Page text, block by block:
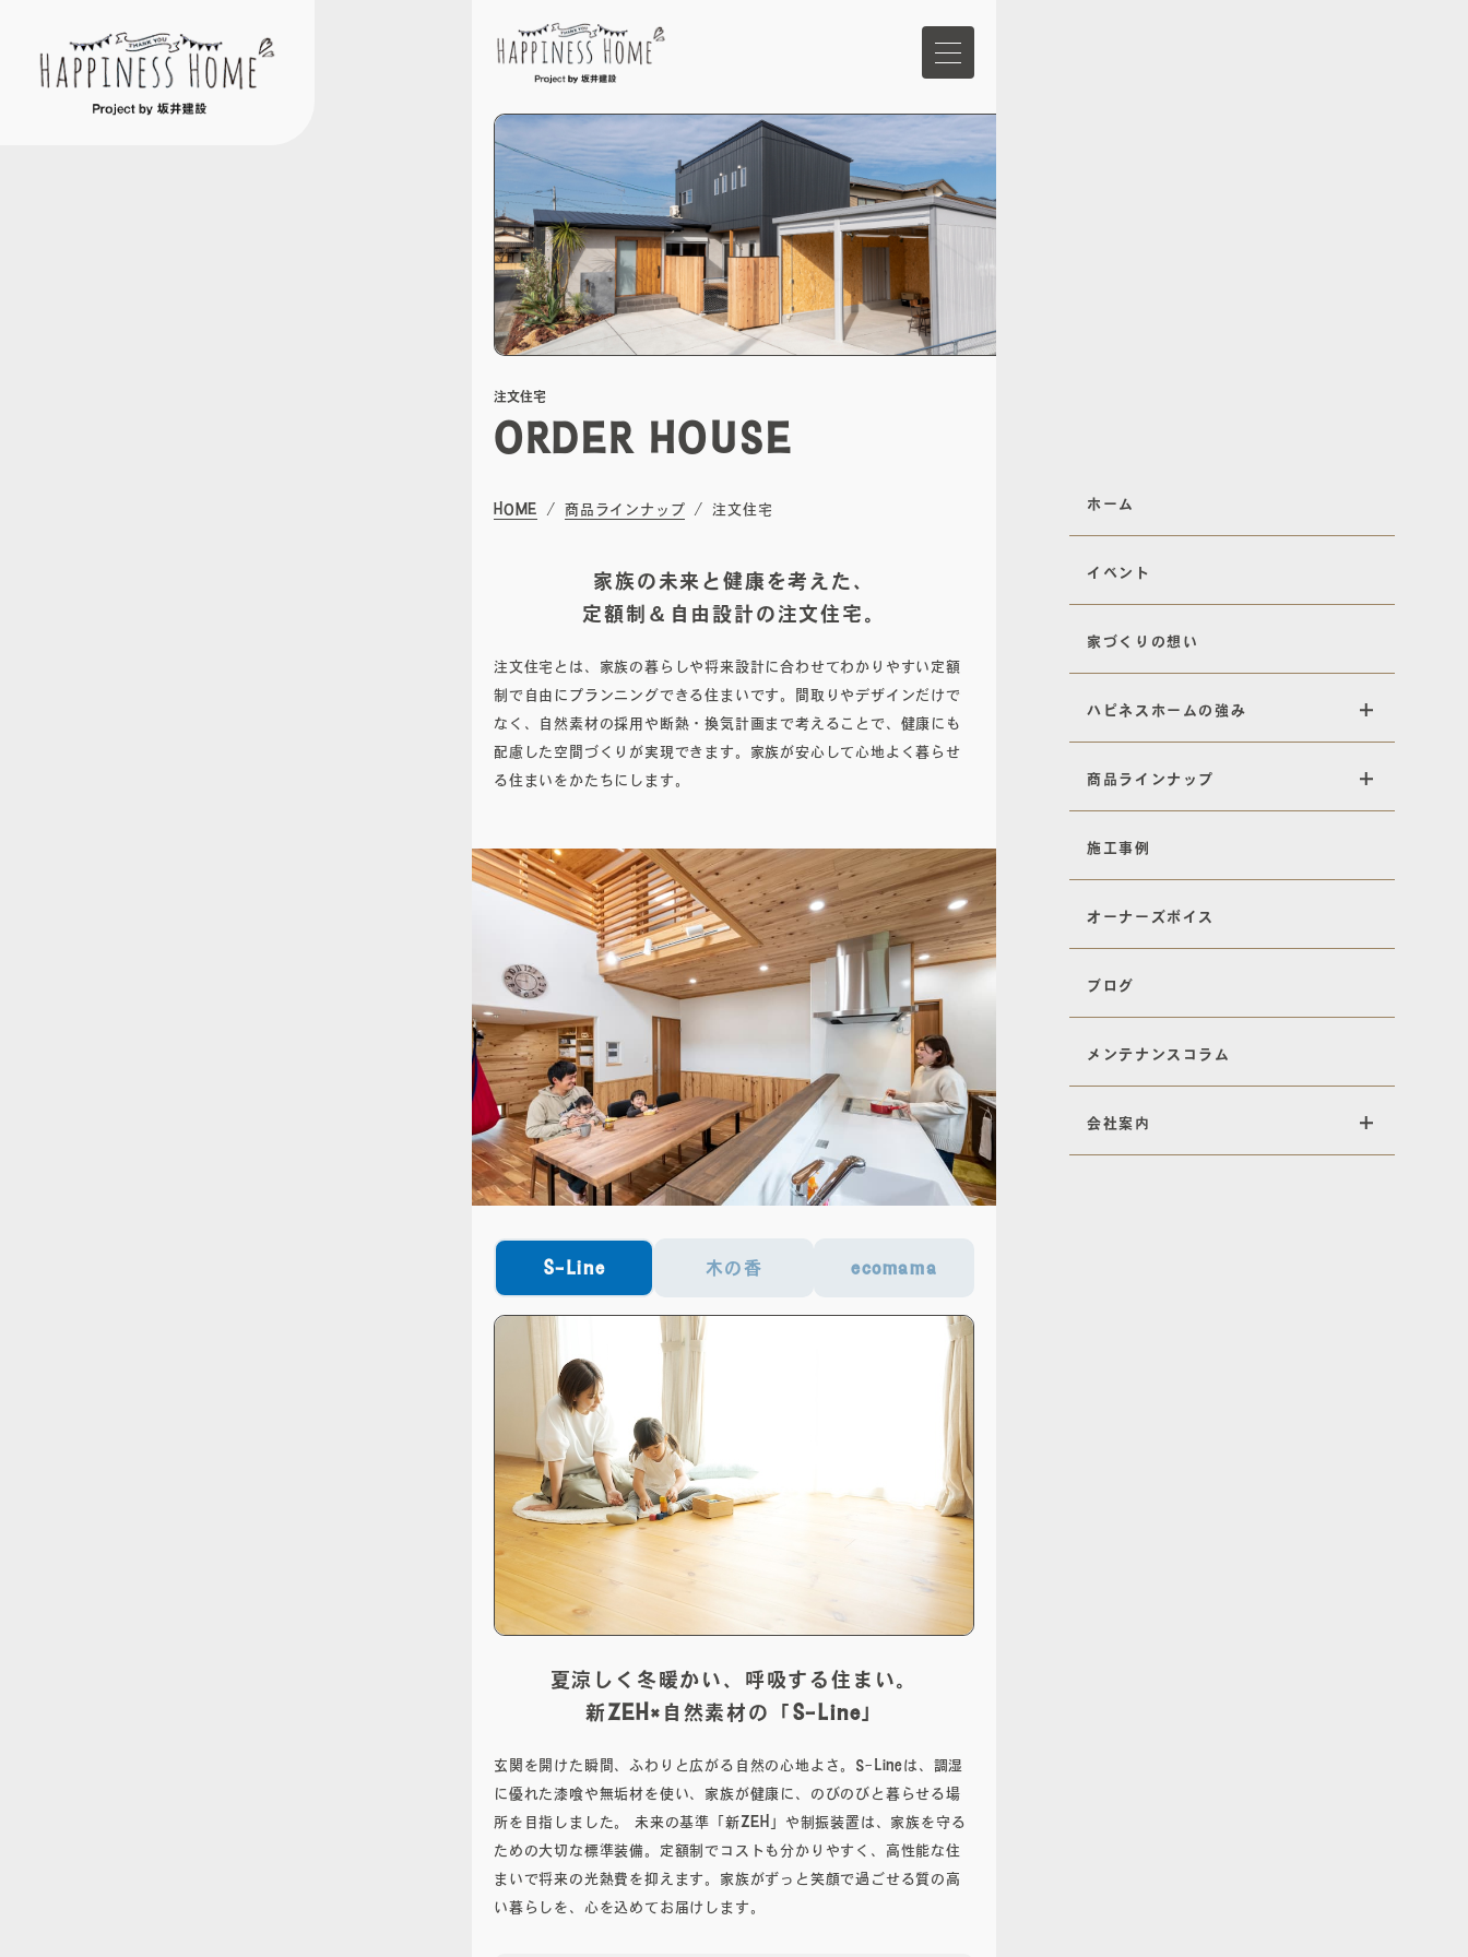
ホーム
イベント
家づくりの想い
ハピネスホームの強み
メンテナンスコラム
会社案内
お問い合わせ
電子カタログを見る
無料相談会
プライバシーポリシー
サイトマップ
〒840-0211
佐賀県佐賀市大和町東山田2311-1
TEL.0952-20-2232
営業時間：8:00～18:00 / 定休日：第2・4火曜・水曜
ホーム
イベント
家づくりの想い
ハピネスホームの強み
商品ラインナップ
施工事例
オーナーズボイス
ブログ
メンテナンスコラム
会社案内
注文住宅
ORDER HOUSE
HOME 商品ラインナップ 注文住宅
家族の未来と健康を考えた、
定額制＆自由設計の注文住宅。
注文住宅とは、家族の暮らしや将来設計に合わせてわかりやすい定額
制で自由にプランニングできる住まいです。間取りやデザインだけで
なく、自然素材の採用や断熱・換気計画まで考えることで、健康にも
配慮した空間づくりが実現できます。家族が安心して心地よく暮らせ
る住まいをかたちにします。
S-Line 木の香 ecomama
夏涼しく冬暖かい、呼吸する住まい。
新ZEH×自然素材の「S-Line」
玄関を開けた瞬間、ふわりと広がる自然の心地よさ。S-Lineは、調湿
に優れた漆喰や無垢材を使い、家族が健康に、のびのびと暮らせる場
所を目指しました。 未来の基準「新ZEH」や制振装置は、家族を守る
ための大切な標準装備。定額制でコストも分かりやすく、高性能な住
まいで将来の光熱費を抑えます。家族がずっと笑顔で過ごせる質の高
い暮らしを、心を込めてお届けします。